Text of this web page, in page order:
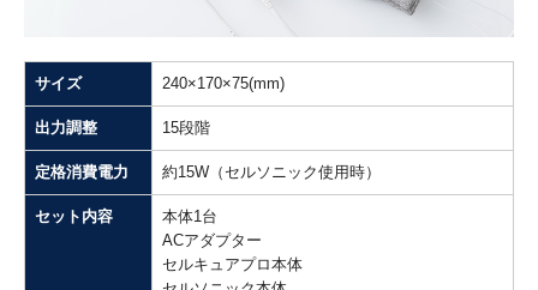
サイズ 240×170×75(mm)
出力調整 15段階
定格消費電力 約15W（セルソニック使用時）
セット内容
本体1台
ACアダプター
セルキュアプロ本体